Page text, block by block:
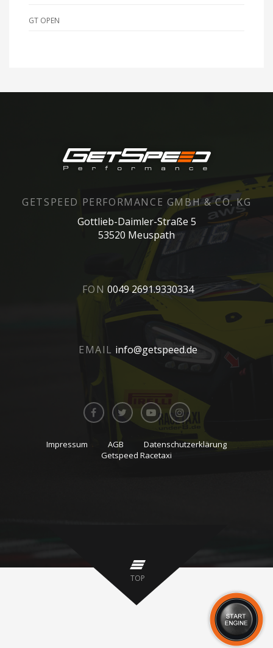
GT OPEN
GETSPEED PERFORMANCE GMBH & CO. KG
Gottlieb-Daimler-Straße 5
53520 Meuspath
FON 0049 2691.9330334
EMAIL info@getspeed.de
Impressum AGB
Datenschutzerklärung
Getspeed Racetaxi
TOP